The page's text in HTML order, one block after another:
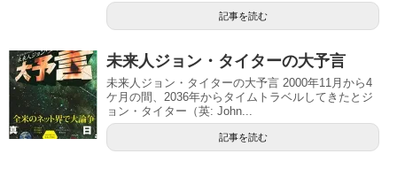
記事を読む
未来人ジョン・タイターの大予言
未来人ジョン・タイターの大予言 2000年11月から4
ケ月の間、2036年からタイムトラベルしてきたとジ
ョン・タイター（英: John...
記事を読む